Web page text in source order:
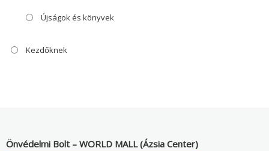
Újságok és könyvek
Kezdőknek
Önvédelmi Bolt – WORLD MALL (Ázsia Center)